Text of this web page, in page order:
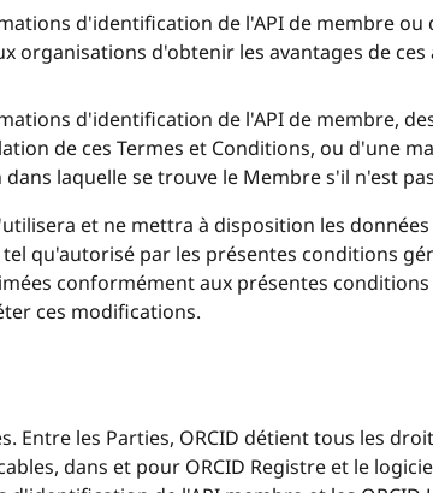
d'identification de l'API de membre ou
organisations d'obtenir les avantages de ces
d'identification de l'API de membre,
de ces Termes et Conditions, ou d'une
laquelle se trouve le Membre s'il n'est
et ne mettra à disposition les
qu'autorisé par les présentes conditions
conformément aux présentes
ces modifications.
Entre les Parties, ORCID détient tous les
dans et pour ORCID Registre et le